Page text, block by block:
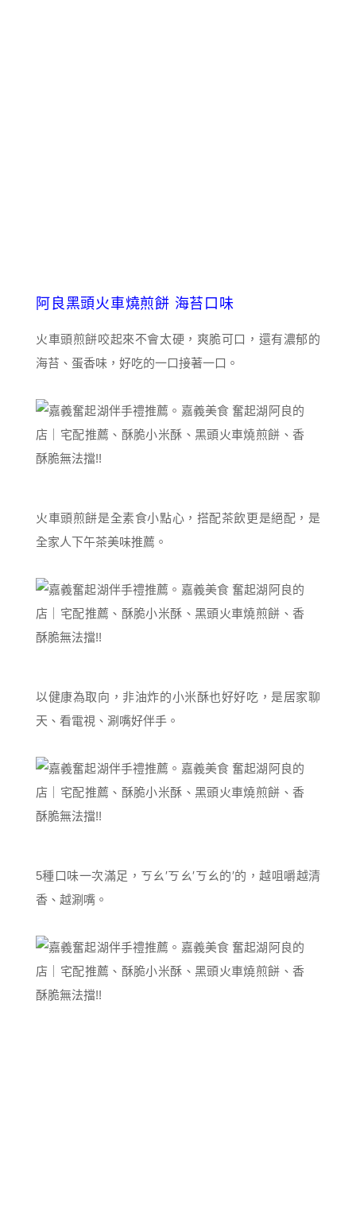
阿良黑頭火車燒煎餅 海苔口味
火車頭煎餅咬起來不會太硬，爽脆可口，還有濃郁的
海苔、蛋香味，好吃的一口接著一口。
火車頭煎餅是全素食小點心，搭配茶飲更是絕配，是
全家人下午茶美味推薦。
以健康為取向，非油炸的小米酥也好好吃，是居家聊
天、看電視、涮嘴好伴手。
5種口味一次滿足，ㄎㄠ′ㄎㄠ′ㄎㄠ的′的，越咀嚼越清
香、越涮嘴。